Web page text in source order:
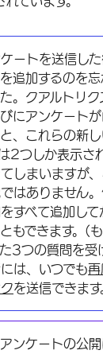
ートを送信し
追加するのを
。クアルトリ
にアンケート
、これらの新
2つしか表示さ
しまいますが
はありません
すべて追加して
もできます。(
3つの質問を受
は、いつでも再
を送信できます
アンケートの公